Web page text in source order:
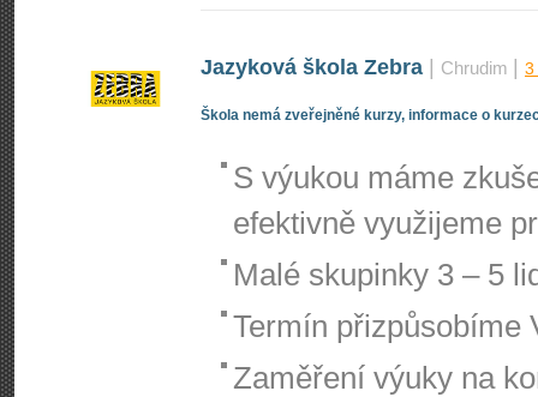
Jazyková škola Zebra Chrudim 3
Škola nemá zveřejněné kurzy, informace o
S výukou máme
efektivně využijeme
Malé skupinky 3 – 5
Termín přizpůsobíme
Zaměření výuky na